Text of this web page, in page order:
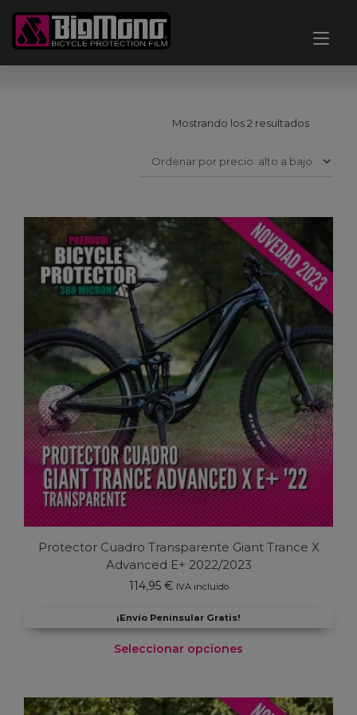
contenido
Mostrando los 2 resultados
alto
Protector Cuadro Transparente Giant Trance X
Advanced E+ 2022/2023
114,95 € IVA incluido
¡Envío Peninsular Gratis!
Seleccionar opciones
tiene